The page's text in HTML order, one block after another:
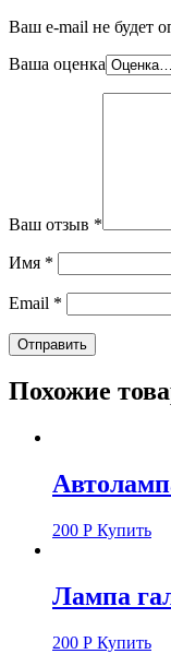
Ваш e-mail не будет
Ваша оценка
Ваш отзыв *
Имя *
Email *
Похожие
200 Р Купить
Лампа
200 Р Купить